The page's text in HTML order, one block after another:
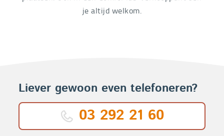
je altijd welkom.
Liever gewoon even telefoneren?
03 292 21 60